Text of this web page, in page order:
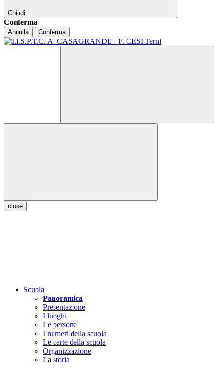
Chiudi
Conferma
Annulla Conferma
close
Scuola
Panoramica
Presentazione
I luoghi
Le persone
I numeri della scuola
Le carte della scuola
Organizzazione
La storia